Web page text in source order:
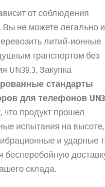
от соблюдения
Вы не можете легально
литий-ионные
транспортом без
UN38.3. Закупка
стандарты
для телефонов
что продукт прошел
испытания на высоте,
и ударные
бесперебойную
склада.